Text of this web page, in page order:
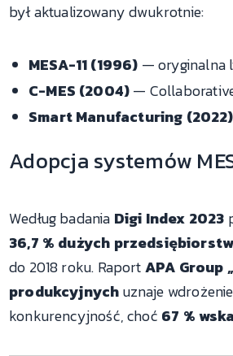
był aktualizowany dwukrotnie:
MESA-11 (1996) — oryginalna
C-MES (2004)—
Smart Manufacturing (2022)
Adopcja systemów
Według badania Digi Index 2023
36,7 % dużych
do 2018 roku. RaportAPA Group
produkcyjnychuznaje
konkurencyjność, choć 67 %